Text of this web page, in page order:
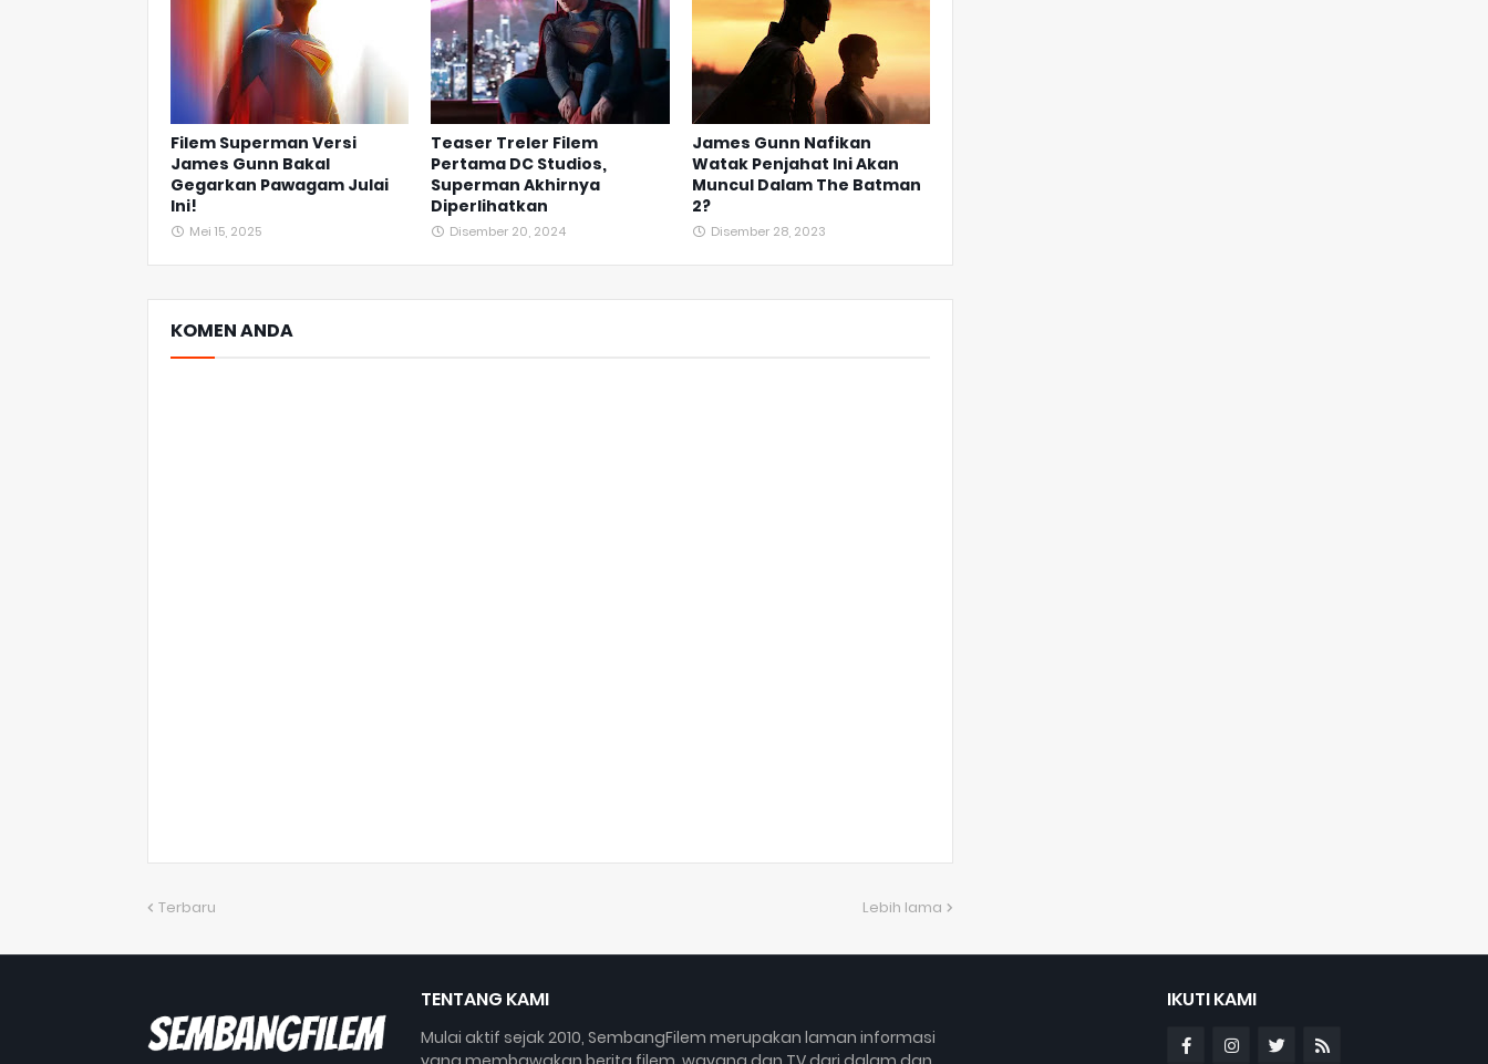
Filem Superman Versi
James Gunn Bakal
Gegarkan Pawagam Julai
Ini!
Mei 15, 2025
Teaser Treler Filem
Pertama DC Studios,
Superman Akhirnya
Diperlihatkan
Disember 20, 2024
James Gunn Nafikan
Watak Penjahat Ini Akan
Muncul Dalam The Batman
2?
Disember 28, 2023
KOMEN ANDA
Terbaru Lebih lama
TENTANG KAMI
Mulai aktif sejak 2010, SembangFilem merupakan laman informasi
IKUTI KAMI